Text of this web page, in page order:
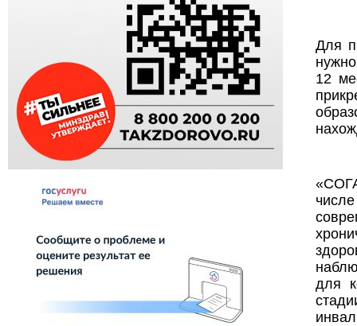
Для
12
для